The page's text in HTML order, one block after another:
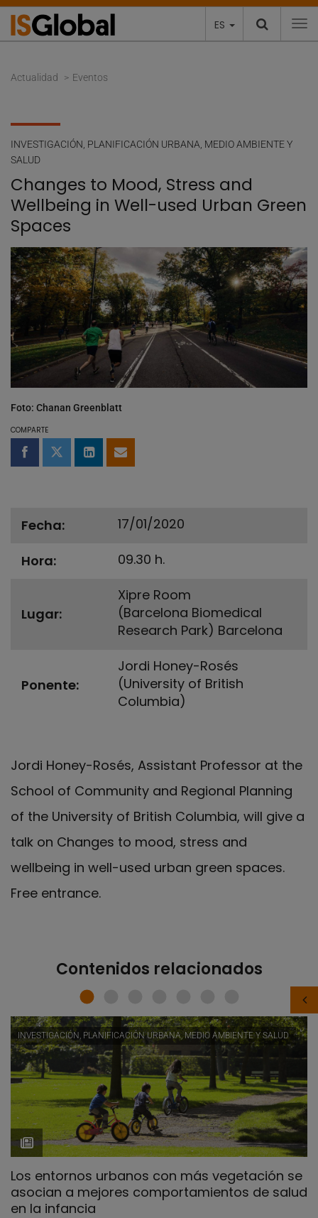
ES
Actualidad Eventos
INVESTIGACIÓN PLANIFICACIÓN URBANA, MEDIO AMBIENTE Y
SALUD
Changes to Mood, Stress and
Wellbeing in Well-used Urban Green
Spaces
Foto: Chanan Greenblatt
COMPARTE
Compartir en Facebook
Compartir en Twitter
Compartir en LinkedIn
Compartir por email
Fecha 17/01/2020
Hora 09.30 h.
Lugar
Xipre Room
(Barcelona Biomedical
Research Park) Barcelona
Ponente
Jordi Honey-Rosés
(University of British
Columbia)
Jordi Honey-Rosés, Assistant Professor at the
School of Community and Regional Planning
of the University of British Columbia, will give a
talk on Changes to mood, stress and
wellbeing in well-used urban green spaces.
Free entrance.
Contenidos relacionados
INVESTIGACIÓN, PLANIFICACIÓN URBANA, MEDIO AMBIENTE Y SALUD
Los entornos urbanos con más vegetación se
asocian a mejores comportamientos de salud
en la infancia